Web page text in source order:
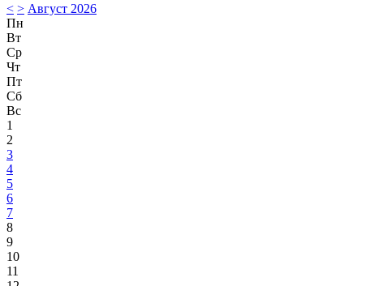
< > Август 2026
Пн
Вт
Ср
Чт
Пт
Сб
Вс
1
2
3
4
5
6
7
8
9
10
11